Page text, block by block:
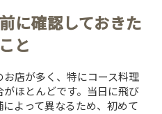
に確認しておきた
と
店が多く、特にコース料理
ほとんどです。当日に飛び
よって異なるため、初めて